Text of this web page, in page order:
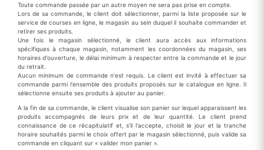
Toute commande passée par un autre moyen ne sera pas prise en compte.
Lors de sa commande, le client doit sélectionner, parmi la liste proposée sur le
service de courses en ligne, le magasin au sein duquel il souhaite commander et
retirer ses produits.
Une fois le magasin sélectionné, le client aura accès aux informations
spécifiques à chaque magasin, notamment les coordonnées du magasin, ses
horaires d'ouverture, le délai minimum à respecter entre la commande et le jour
du retrait.
Aucun minimum de commande n'est requis. Le client est invité à effectuer sa
commande parmi l'ensemble des produits proposés sur le catalogue en ligne. Il
sélectionne ensuite ses produits à ajouter au panier.
A la fin de sa commande, le client visualise son panier sur lequel apparaissent les
produits accompagnés de leurs prix et de leur quantité. Le client prend
connaissance de ce récapitulatif et, s'il l'accepte, choisit le jour et la tranche
horaire souhaités parmi le choix offert par le magasin sélectionné, puis valide sa
commande en cliquant sur « valider mon panier ».